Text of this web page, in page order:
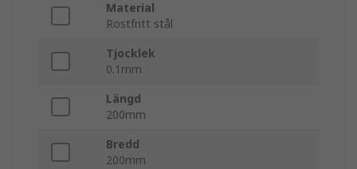
Material
Rostfritt stål
Tjocklek
0.1mm
Längd
200mm
Bredd
200mm